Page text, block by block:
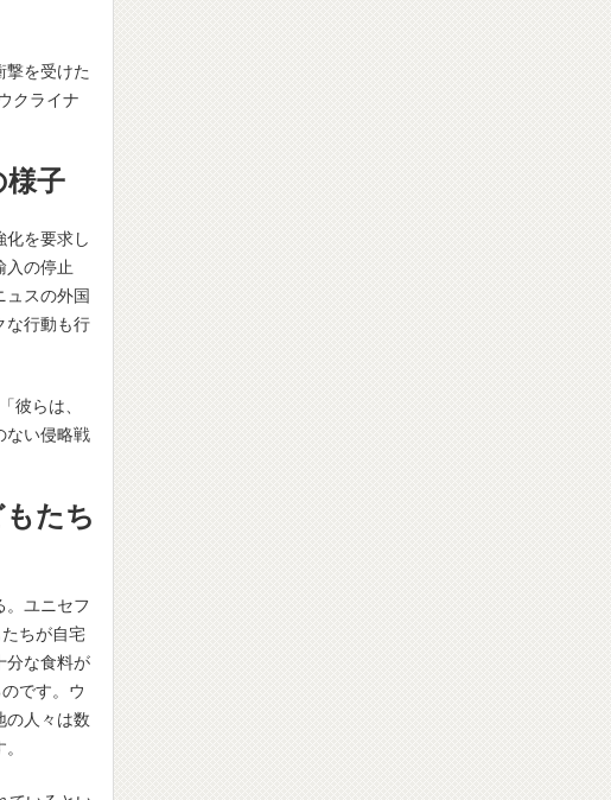
撃を受けた
クライナ
様子
化を要求し
入の停止
ュスの外国
な行動も行
彼らは、
ない侵略戦
たち
。ユニセフ
ちが自宅
分な食料が
です。ウ
の人々は数